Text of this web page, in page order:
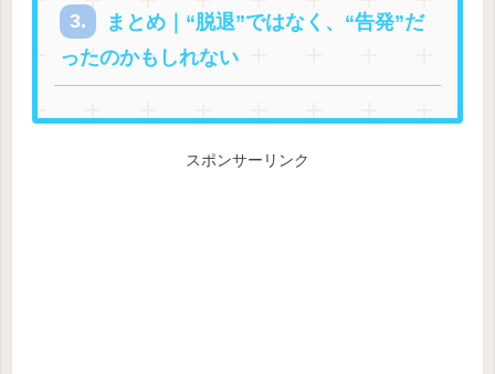
まとめ｜“脱退”ではなく、“告発”だ
ったのかもしれない
スポンサーリンク